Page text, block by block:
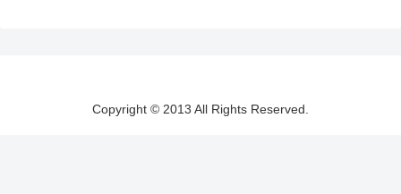
Copyright © 2013 All Rights Reserved.